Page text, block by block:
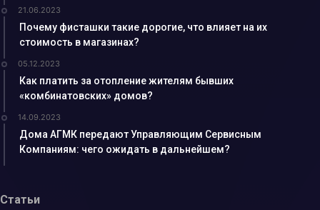
21.06.2023
Почему фисташки такие дорогие, что влияет на их
стоимость в магазинах?
05.12.2023
Как платить за отопление жителям бывших
«комбинатовских» домов?
14.09.2023
Дома АГМК передают Управляющим Сервисным
Компаниям: чего ожидать в дальнейшем?
Статьи